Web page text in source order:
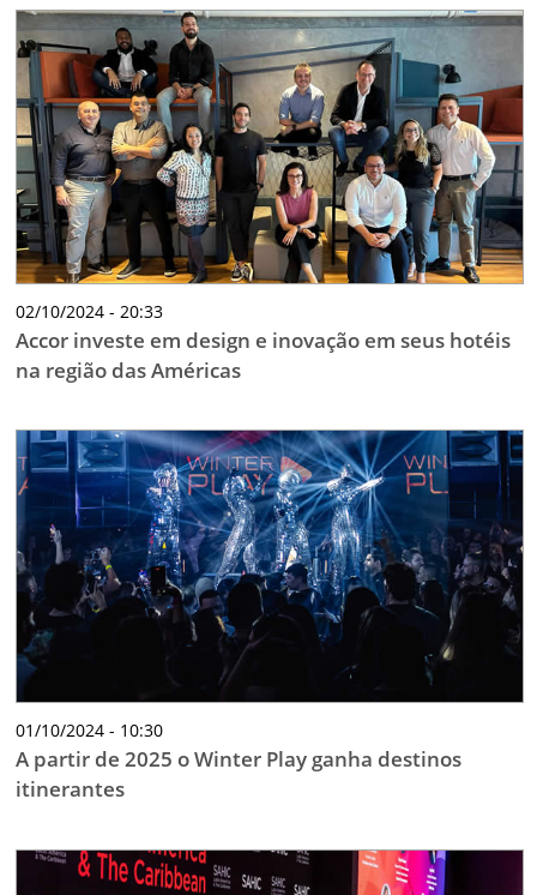
02/10/2024 - 20:33
Accor investe em design e inovação em seus hotéis
na região das Américas
01/10/2024 - 10:30
A partir de 2025 o Winter Play ganha destinos
itinerantes